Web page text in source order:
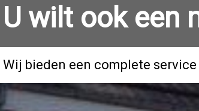
U wilt ook een
Wij bieden een complete